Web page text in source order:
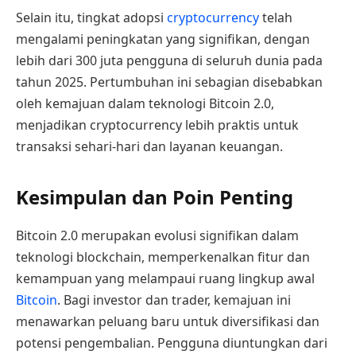
Selain itu, tingkat adopsi cryptocurrencytelah
mengalami peningkatan yang signifikan, dengan
lebih dari 300 juta pengguna di seluruh dunia pada
tahun 2025. Pertumbuhan ini sebagian disebabkan
oleh kemajuan dalam teknologi Bitcoin 2.0,
menjadikan cryptocurrency lebih praktis untuk
transaksi sehari-hari dan layanan keuangan.
Kesimpulan dan Poin Penting
Bitcoin 2.0 merupakan evolusi signifikan dalam
teknologi blockchain, memperkenalkan fitur dan
kemampuan yang melampaui ruang lingkup awal
Bitcoin. Bagi investor dan trader, kemajuan ini
menawarkan peluang baru untuk diversifikasi dan
potensi pengembalian. Pengguna diuntungkan dari